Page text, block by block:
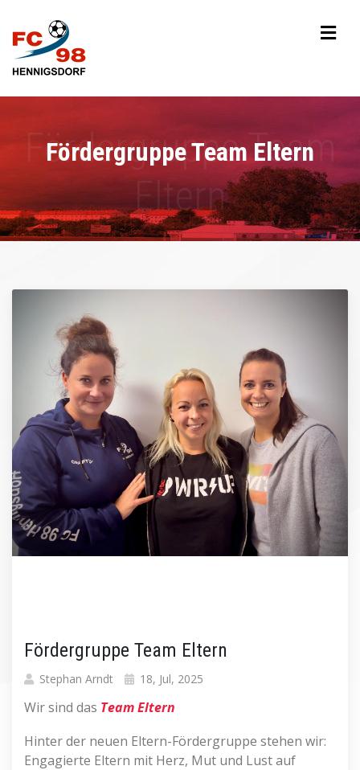
Fördergruppe Team Eltern
Fördergruppe Team Eltern
Stephan Arndt 18, Jul, 2025
Wir sind das Team Eltern
Hinter der neuen Eltern-Fördergruppe stehen wir:
Engagierte Eltern mit Herz, Mut und Lust auf